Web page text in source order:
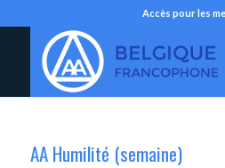
Accès pour les
AA Humilité (semaine)